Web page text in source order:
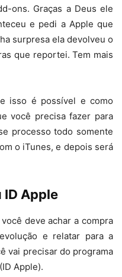
ons. Graças a Deus ele
e pedi a Apple que
surpresa ela devolveu o
que reportei. Tem mais
isso é possível e como
você precisa fazer para
processo todo somente
o iTunes, e depois será
ID Apple
deve achar a compra
e relatar para a
vai precisar do programa
Apple).